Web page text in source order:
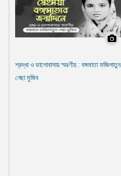
শ্রদ্ধা ও ভালোবাসায় স্মরণীয় : বঙ্গমাতা ফজিলাতুন
নেছা মুজিব